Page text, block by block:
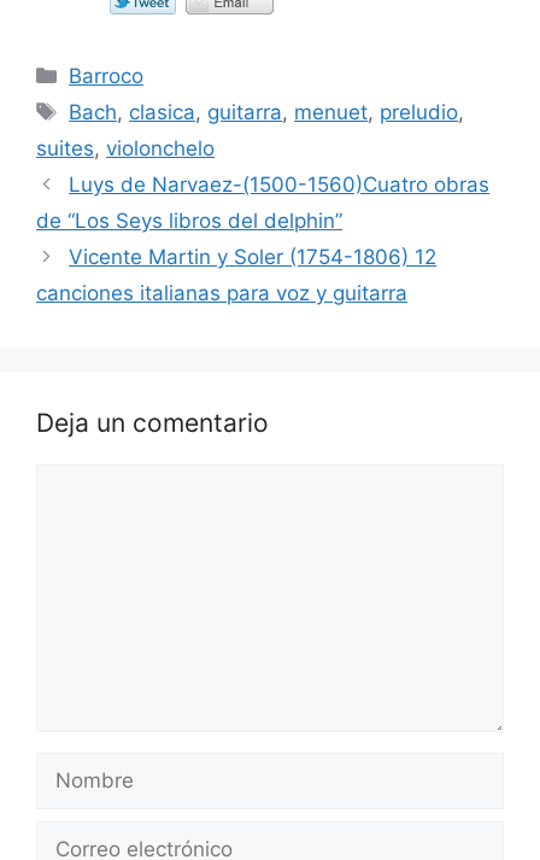
Categorías
Barroco
Etiquetas
Bach, clasica, guitarra, menuet, preludio,
suites, violonchelo
Luys de Narvaez-(1500-1560)Cuatro obras
de “Los Seys libros del delphin”
Vicente Martin y Soler (1754-1806) 12
canciones italianas para voz y guitarra
Deja un comentario